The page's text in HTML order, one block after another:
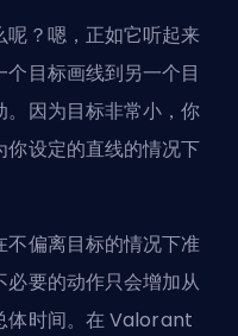
？嗯，正如它听起来
目标画线到另一个目
因为目标非常小，你
设定的直线的情况下
偏离目标的情况下准
要的动作只会增加从
体时间。在 Valorant